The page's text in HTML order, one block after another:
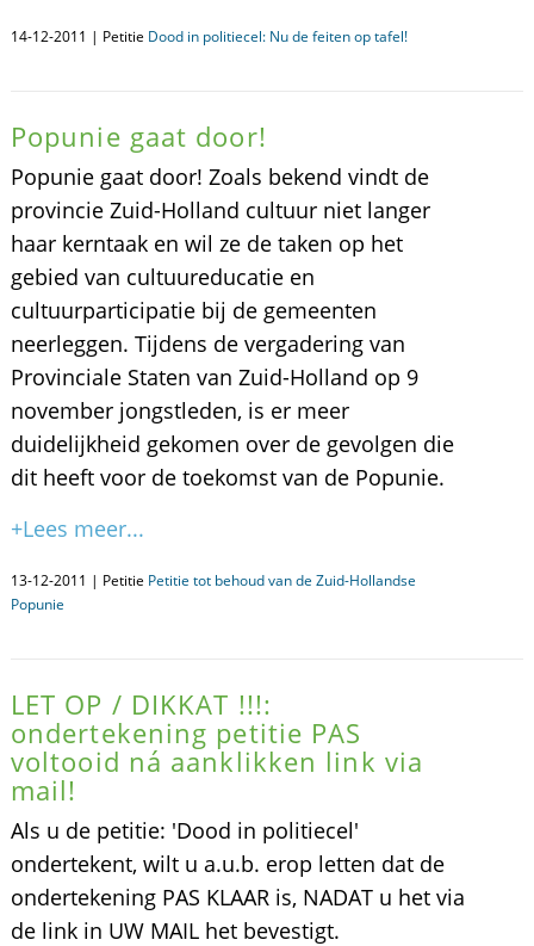
14-12-2011 | Petitie Dood in politiecel: Nu de feiten op tafel!
Popunie gaat door!
Popunie gaat door! Zoals bekend vindt de
provincie Zuid-Holland cultuur niet langer
haar kerntaak en wil ze de taken op het
gebied van cultuureducatie en
cultuurparticipatie bij de gemeenten
neerleggen. Tijdens de vergadering van
Provinciale Staten van Zuid-Holland op 9
november jongstleden, is er meer
duidelijkheid gekomen over de gevolgen die
dit heeft voor de toekomst van de Popunie.
+Lees meer...
13-12-2011 | Petitie Petitie tot behoud van de Zuid-Hollandse
Popunie
LET OP / DIKKAT !!!:
ondertekening petitie PAS
voltooid ná aanklikken link via
mail!
Als u de petitie: 'Dood in politiecel'
ondertekent, wilt u a.u.b. erop letten dat de
ondertekening PAS KLAAR is, NADAT u het via
de link in UW MAIL het bevestigt.